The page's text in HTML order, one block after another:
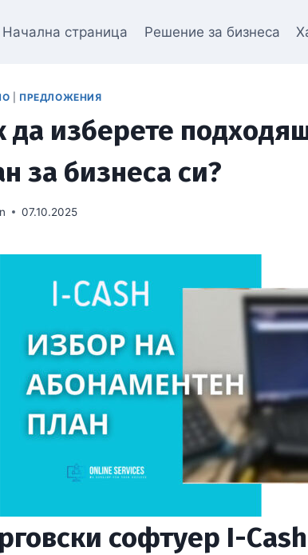
Начална страница Решение за бизнеса
ПРЕДЛОЖЕНИЯ
да изберете
за бизнеса си?
07.10.2025
софтуер I-